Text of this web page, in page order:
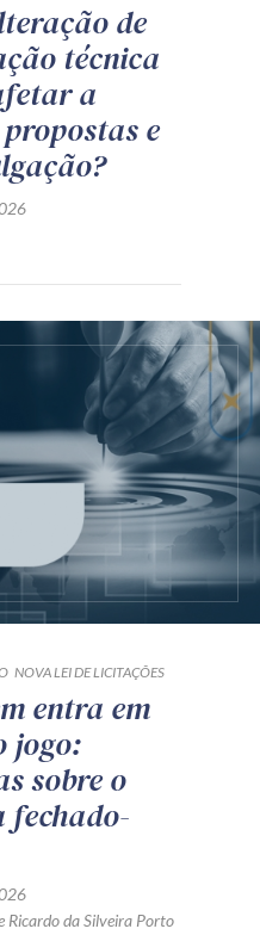
de
técnica
a
e
NOVA LEI DE LICITAÇÕES
entra em
jogo:
sobre o
fechado-
Ricardo da Silveira Porto